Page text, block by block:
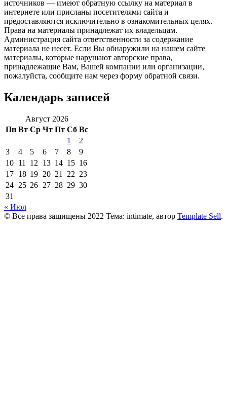
источников — имеют обратную ссылку на материал в
интернете или присланы посетителями сайта и
предоставляются исключительно в ознакомительных целях.
Права на материалы принадлежат их владельцам.
Администрация сайта ответственности за содержание
материала не несет. Если Вы обнаружили на нашем сайте
материалы, которые нарушают авторские права,
принадлежащие Вам, Вашей компании или организации,
пожалуйста, сообщите нам через форму обратной связи.
Календарь записей
Август 2026
Пн Вт Ср Чт Пт Сб Вс
1
2
3
4 5 6 7 8
9
10 11 12 13 14 15 16
17 18 19 20 21 22 23
24 25 26 27 28 29 30
31
« Июл
© Все права защищены 2022 Тема: intimate, автор Template Sell.